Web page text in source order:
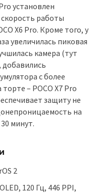
установлен
работы
X6 Pro. Кроме того, у
увеличилась пиковая
камера (тут
добавились
с более
– POCO X7 Pro
защиту не
на
минут.
2
120 Гц, 446 PPI,